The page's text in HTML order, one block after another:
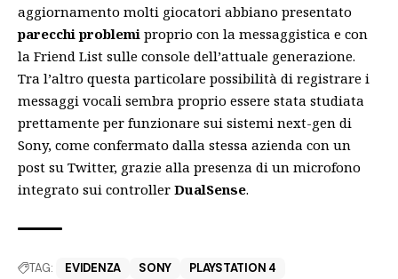
aggiornamento molti giocatori abbiano presentato
parecchi problemi proprio con la messaggistica e con
la Friend List sulle console dell’attuale generazione.
Tra l’altro questa particolare possibilità di registrare i
messaggi vocali sembra proprio essere stata studiata
prettamente per funzionare sui sistemi next-gen di
Sony, come confermato dalla stessa azienda con un
post su Twitter, grazie alla presenza di un microfono
integrato sui controller DualSense.
TAG: EVIDENZA SONY
PLAYSTATION 4